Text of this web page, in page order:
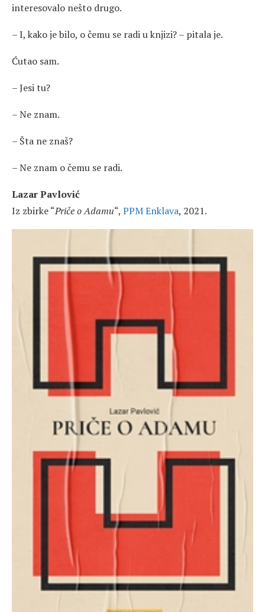
interesovalo nešto drugo.
– I, kako je bilo, o čemu se radi u knjizi? – pitala je.
Ćutao sam.
– Jesi tu?
– Ne znam.
– Šta ne znaš?
– Ne znam o čemu se radi.
Lazar Pavlović
Iz zbirke “Priče o Adamu“, PPM Enklava, 2021.